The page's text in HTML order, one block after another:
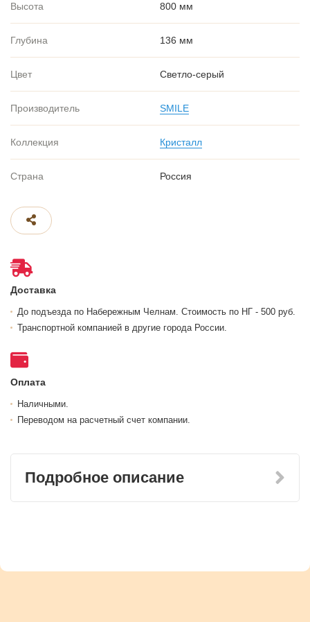
Высота 800 мм
Глубина 136 мм
Цвет Светло-серый
Производитель SMILE
Коллекция Кристалл
Страна Россия
Доставка
До подъезда по Набережным Челнам. Стоимость по НГ - 500 руб.
Транспортной компанией в другие города России.
Оплата
Наличными.
Переводом на расчетный счет компании.
Подробное описание